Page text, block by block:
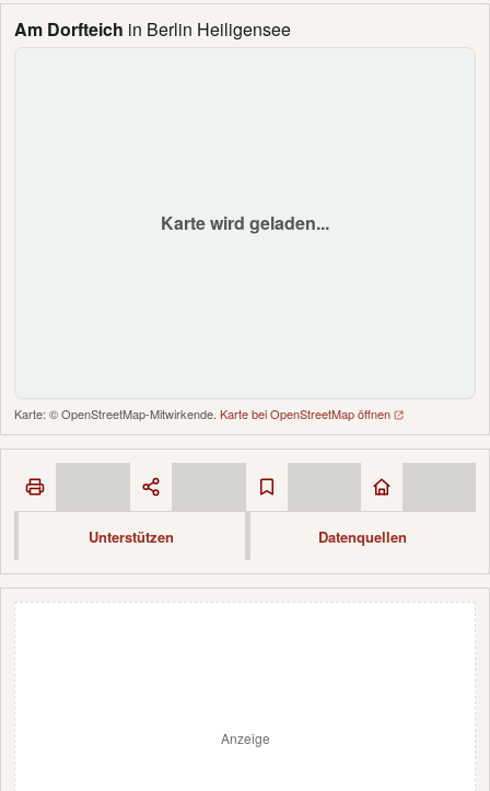
Am Dorfteich in Berlin Heiligensee
Karte wird geladen...
Karte: © OpenStreetMap-Mitwirkende. Karte bei OpenStreetMap öffnen
Unterstützen Datenquellen
Anzeige